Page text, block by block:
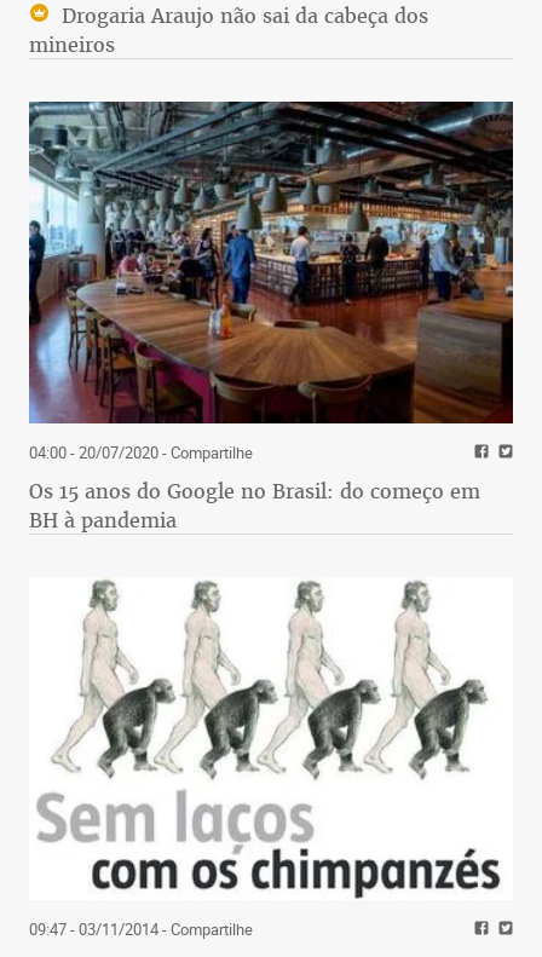
Drogaria Araujo não sai da cabeça dos
mineiros
04:00 - 20/07/2020- Compartilhe
Os 15 anos do Google no Brasil: do começo em
BH à pandemia
09:47 - 03/11/2014- Compartilhe